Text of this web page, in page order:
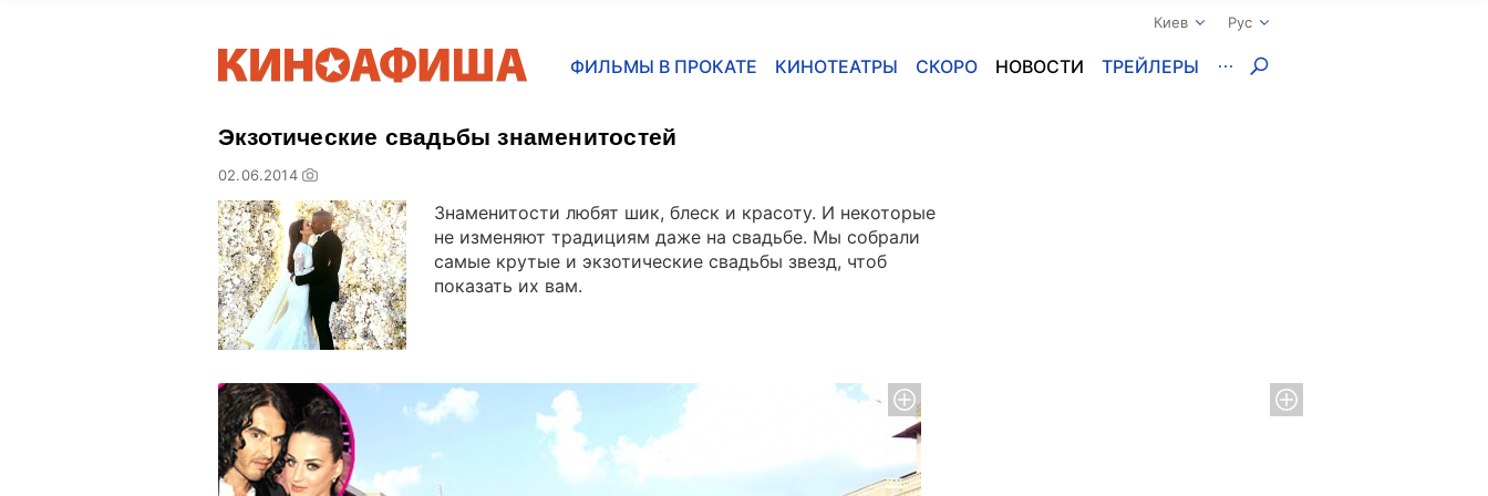
Киев Рус
ФИЛЬМЫ В ПРОКАТЕ КИНОТЕАТРЫ СКОРО НОВОСТИ ТРЕЙЛЕРЫ
Экзотические свадьбы знаменитостей
02.06.2014
Знаменитости любят шик, блеск и красоту. И некоторые
не изменяют традициям даже на свадьбе. Мы собрали
самые крутые и экзотические свадьбы звезд, чтоб
показать их вам.